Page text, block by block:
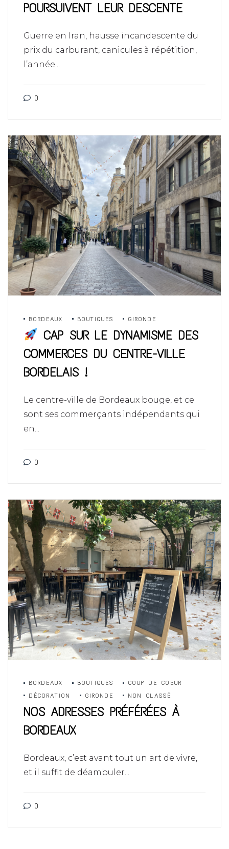
POURSUIVENT LEUR DESCENTE
Guerre en Iran, hausse incandescente du
prix du carburant, canicules à répétition,
l’année...
0
BORDEAUX BOUTIQUES GIRONDE
CAP SUR LE DYNAMISME DES
COMMERCES DU CENTRE-VILLE
BORDELAIS !
Le centre-ville de Bordeaux bouge, et ce
sont ses commerçants indépendants qui
en...
0
BORDEAUX BOUTIQUES
COUP DE COEUR
DÉCORATION
GIRONDE NON CLASSÉ
NOS ADRESSES PRÉFÉRÉES À
BORDEAUX
Bordeaux, c’est avant tout un art de vivre,
et il suffit de déambuler...
0